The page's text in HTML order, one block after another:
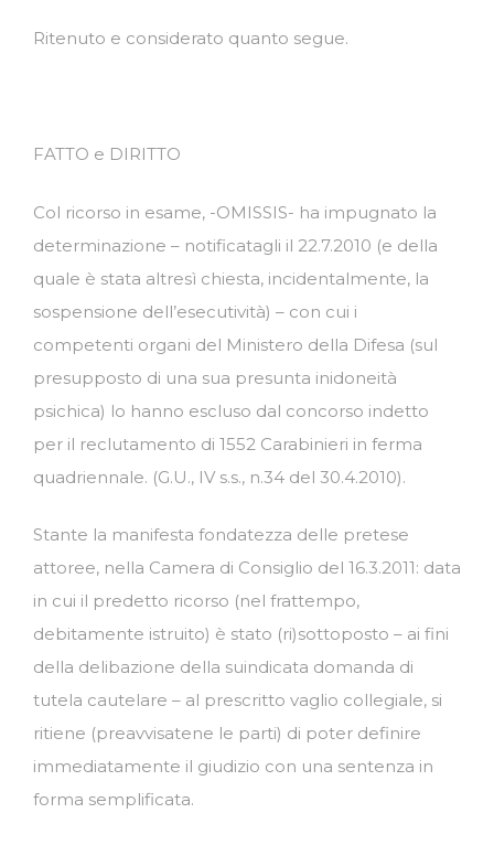
Ritenuto e considerato quanto segue.
FATTO e DIRITTO
Col ricorso in esame, -OMISSIS- ha impugnato la
determinazione – notificatagli il 22.7.2010 (e della
quale è stata altresì chiesta, incidentalmente, la
sospensione dell’esecutività) – con cui i
competenti organi del Ministero della Difesa (sul
presupposto di una sua presunta inidoneità
psichica) lo hanno escluso dal concorso indetto
per il reclutamento di 1552 Carabinieri in ferma
quadriennale. (G.U., IV s.s., n.34 del 30.4.2010).
Stante la manifesta fondatezza delle pretese
attoree, nella Camera di Consiglio del 16.3.2011: data
in cui il predetto ricorso (nel frattempo,
debitamente istruito) è stato (ri)sottoposto – ai fini
della delibazione della suindicata domanda di
tutela cautelare – al prescritto vaglio collegiale, si
ritiene (preavvisatene le parti) di poter definire
immediatamente il giudizio con una sentenza in
forma semplificata.